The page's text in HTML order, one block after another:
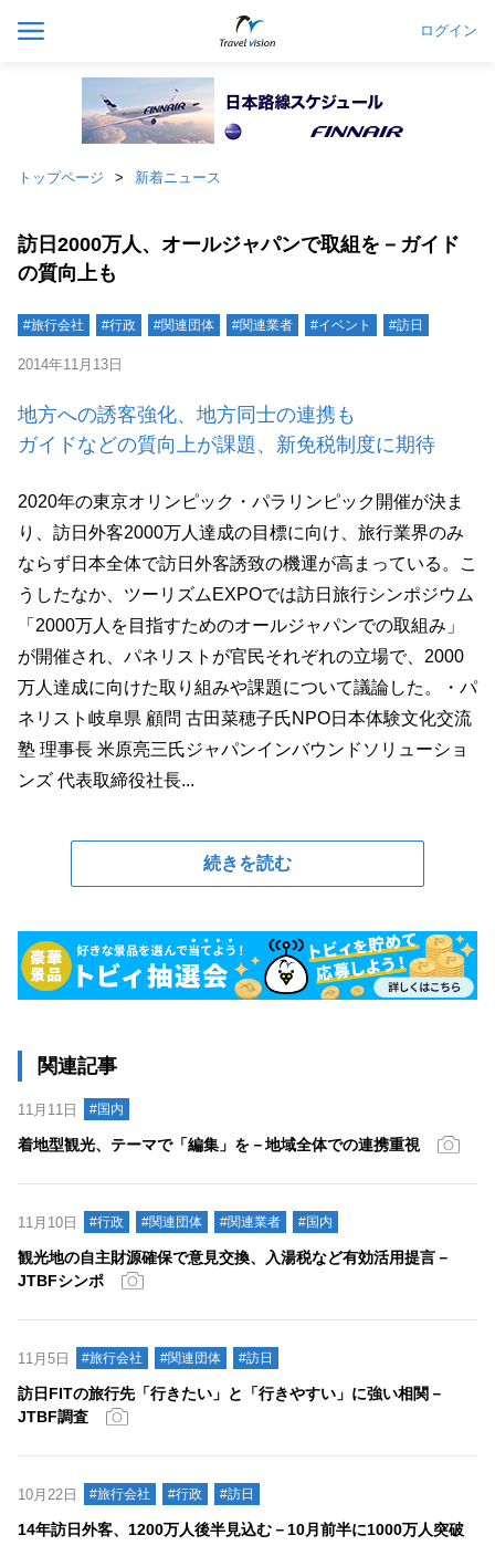
ログイン
トップページ 新着ニュース
訪日2000万人、オールジャパンで取組を－ガイド
の質向上も
#旅行会社 #行政 #関連団体 #関連業者 #イベント #訪日
2014年11月13日
地方への誘客強化、地方同士の連携も
ガイドなどの質向上が課題、新免税制度に期待
2020年の東京オリンピック・パラリンピック開催が決ま
り、訪日外客2000万人達成の目標に向け、旅行業界のみ
ならず日本全体で訪日外客誘致の機運が高まっている。こ
うしたなか、ツーリズムEXPOでは訪日旅行シンポジウム
「2000万人を目指すためのオールジャパンでの取組み」
が開催され、パネリストが官民それぞれの立場で、2000
万人達成に向けた取り組みや課題について議論した。・パ
ネリスト岐阜県 顧問 古田菜穂子氏NPO日本体験文化交流
塾 理事長 米原亮三氏ジャパンインバウンドソリューショ
ンズ 代表取締役社長...
続きを読む
関連記事
11月11日 #国内
着地型観光、テーマで「編集」を－地域全体での連携重視
11月10日 #行政 #関連団体 #関連業者 #国内
観光地の自主財源確保で意見交換、入湯税など有効活用提言－
JTBFシンポ
11月5日 #旅行会社 #関連団体 #訪日
訪日FITの旅行先「行きたい」と「行きやすい」に強い相関－
JTBF調査
10月22日 #旅行会社 #行政 #訪日
14年訪日外客、1200万人後半見込む－10月前半に1000万人突破